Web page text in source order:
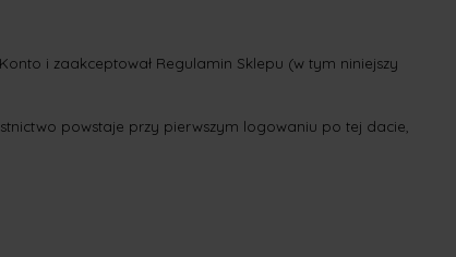
i zaakceptował Regulamin Sklepu (w tym niniejszy
powstaje przy pierwszym logowaniu po tej dacie,